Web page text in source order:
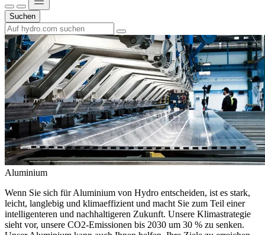
Suchen
Aluminium
Wenn Sie sich für Aluminium von Hydro entscheiden, ist es stark,
leicht, langlebig und klimaeffizient und macht Sie zum Teil einer
intelligenteren und nachhaltigeren Zukunft. Unsere Klimastrategie
sieht vor, unsere CO2-Emissionen bis 2030 um 30 % zu senken.